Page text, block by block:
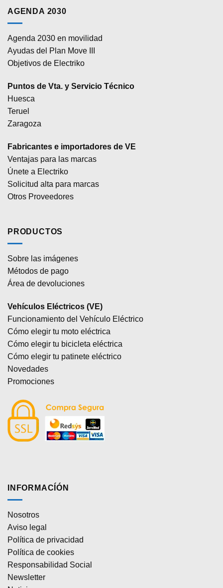
AGENDA 2030
Agenda 2030 en movilidad
Ayudas del Plan Move III
Objetivos de Electriko
Puntos de Vta. y Servicio Técnico
Huesca
Teruel
Zaragoza
Fabricantes e importadores de VE
Ventajas para las marcas
Únete a Electriko
Solicitud alta para marcas
Otros Proveedores
PRODUCTOS
Sobre las imágenes
Métodos de pago
Área de devoluciones
Vehículos Eléctricos (VE)
Funcionamiento del Vehículo Eléctrico
Cómo elegir tu moto eléctrica
Cómo elegir tu bicicleta eléctrica
Cómo elegir tu patinete eléctrico
Novedades
Promociones
INFORMACÍÓN
Nosotros
Aviso legal
Política de privacidad
Política de cookies
Responsabilidad Social
Newsletter